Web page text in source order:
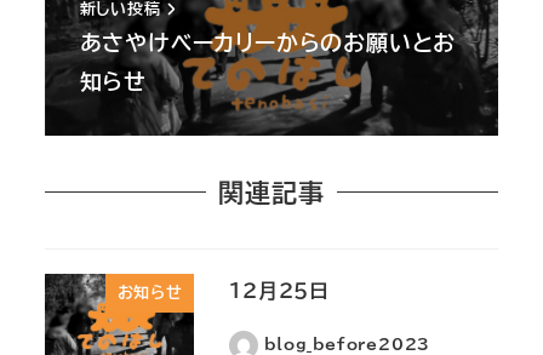
新しい投稿
あさやけベーカリーからのお願いとお
知らせ
関連記事
お知らせ １２月２５日
blog_before2023